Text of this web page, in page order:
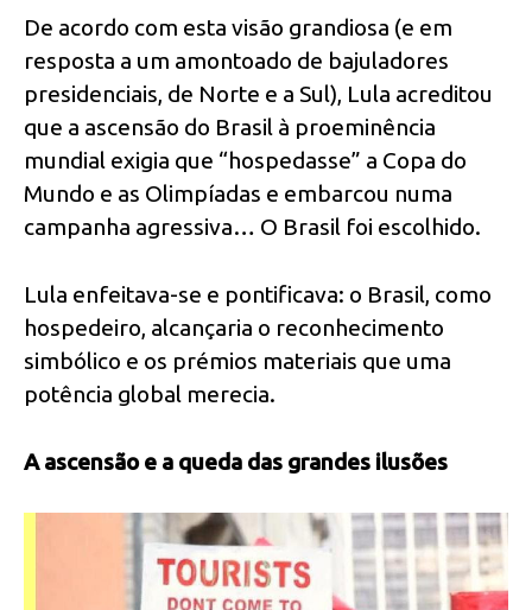
De acordo com esta visão grandiosa (e em
resposta a um amontoado de bajuladores
presidenciais, de Norte e a Sul), Lula acreditou
que a ascensão do Brasil à proeminência
mundial exigia que “hospedasse” a Copa do
Mundo e as Olimpíadas e embarcou numa
campanha agressiva… O Brasil foi escolhido.
Lula enfeitava-se e pontificava: o Brasil, como
hospedeiro, alcançaria o reconhecimento
simbólico e os prémios materiais que uma
potência global merecia.
A ascensão e a queda das grandes ilusões